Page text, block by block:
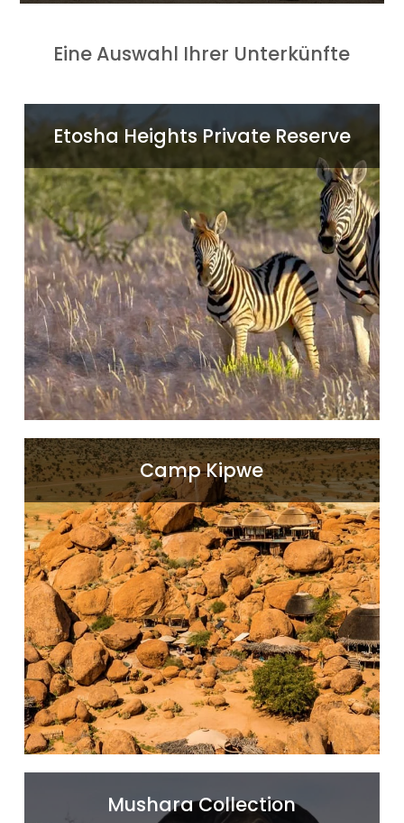
Eine Auswahl Ihrer Unterkünfte
Etosha Heights Private Reserve
Die kleine Luxuslodge Safarihoek liegt im
privaten Etosha Heights Reservat, das im
Osten an den Etosha Nationalpark angrenzt.
weiter
Camp Kipwe
Camp Kipwe, intimes Luxuscamp im Aba
Huab Tal. Von hier aus können Sie
Twyfelfontein, Tal der Orgelpfeiffen und den
Verbrannten Berg erkunden.
weiter
Mushara Collection
Mushara Lodge, The Outpost und Bush Camp
liegen am östlichen Rand des Etosha
weiter